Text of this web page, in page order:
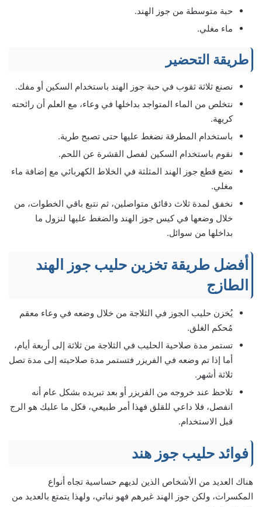
حبة متوسطة من جوز الهند.
ماء مغلي.
طريقة التحضير
نصنع ثلاثة ثقوب في حبة جوز الهند باستخدام السكين أو مفك.
نتخلص من الماء المتواجد بداخلها في وعاء، مع العلم أن رائحته
كريهة.
باستخدام المطرقة نضغط عليها حتى تصبح طرية.
نقوم باستخدام السكين لفصل القشرة عن اللحم.
نضع قطع جوز الهند المثلثة في الخلاط الكهربائي مع إضافة ماء
مغلي.
نخفق لمدة ثلاث دقائق متواصلين، ثم نتبع باقي الخطوات، من
خلال وضعها في كيس جوز الهند والضغط عليها لنزول ما
بداخلها من سوائل.
أفضل طريقة تخزين حليب جوز الهند
الطازج
يُخزن حليب الجوز في الثلاجة من خلال وضعه في وعاء معقم
مُحكم الغلق.
تستمر مدة صلاحية الحليب في الثلاجة من ثلاثة إلى أربعة أيام،
أما إذا تم وضعه في الفريزر فتستمر مدة صلاحيته إلى مدة تصل
ثلاثة أشهر.
تلاحظ عند خروجه من الفريزر أو بعد تبريده بشكل عام أنه
انفصل، فلا داعي للقلق فهذا أمر طبيعي، فكل ما عليك هو الرج
قبل الاستخدام.
فوائد حليب جوز هند
هناك العديد من الأشخاص الذين لديهم حساسية تجاه أنواع
المكسرات، ولكن جوز الهند غيرهم فهو نباتي، ولهذا يتمتع بالعديد من